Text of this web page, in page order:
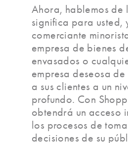
Ahora, hablemos de
significa para usted,
comerciante
empresa de bienes
envasados o
empresa deseosa
a sus clientes a un
profundo. Con
obtendrá un acceso
los procesos de
decisiones de su